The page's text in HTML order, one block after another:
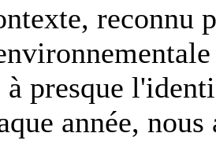
reconnu
presque
année,